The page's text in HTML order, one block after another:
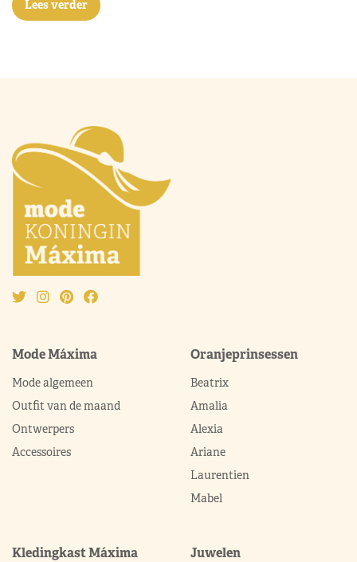
Lees verder
Mode Máxima
Mode algemeen
Outfit van de maand
Ontwerpers
Accessoires
Oranjeprinsessen
Beatrix
Amalia
Alexia
Ariane
Laurentien
Mabel
Kledingkast Máxima Juwelen